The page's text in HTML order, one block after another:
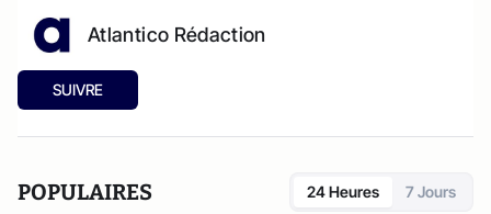
Atlantico Rédaction
SUIVRE
POPULAIRES 24 Heures 7 Jours